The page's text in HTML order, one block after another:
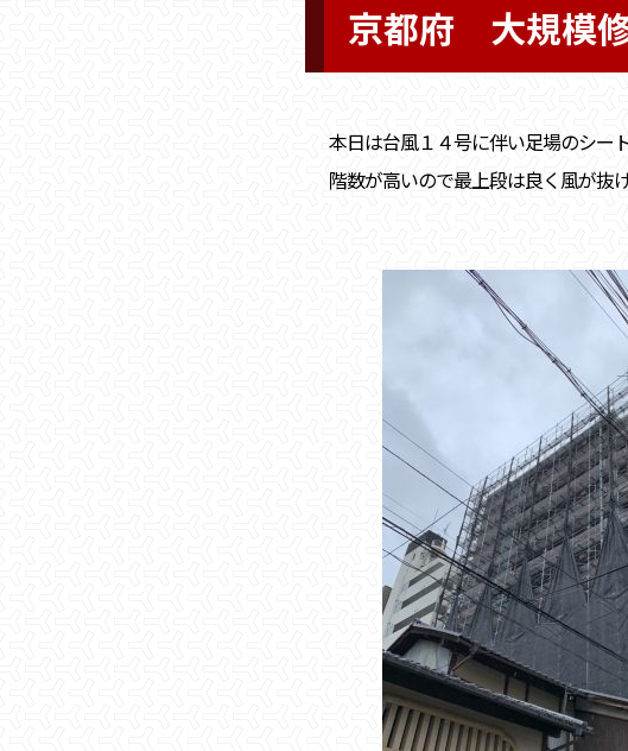
京都府 大規模
本日は台風１４号に伴い足場のシー
階数が高いので最上段は良く風が抜け